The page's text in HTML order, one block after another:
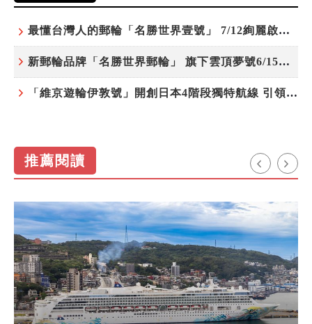
最懂台灣人的郵輪「名勝世界壹號」 7/12絢麗啟航 分齡娛樂夜未央
新郵輪品牌「名勝世界郵輪」 旗下雲頂夢號6/15開始營運
「維京遊輪伊敦號」開創日本4階段獨特航線 引領奢華旅遊新風尚
推薦閱讀